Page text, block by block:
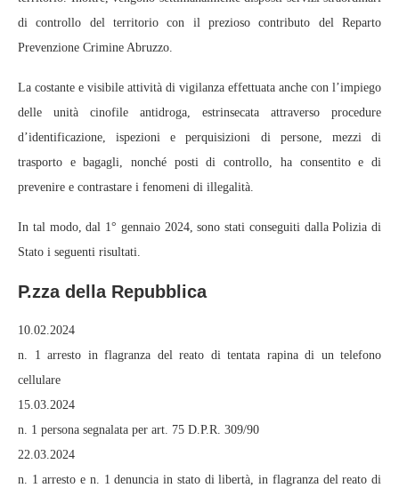
di controllo del territorio con il prezioso contributo del Reparto
Prevenzione Crimine Abruzzo.
La costante e visibile attività di vigilanza effettuata anche con l’impiego
delle unità cinofile antidroga, estrinsecata attraverso procedure
d’identificazione, ispezioni e perquisizioni di persone, mezzi di
trasporto e bagagli, nonché posti di controllo, ha consentito e di
prevenire e contrastare i fenomeni di illegalità.
In tal modo, dal 1° gennaio 2024, sono stati conseguiti dalla Polizia di
Stato i seguenti risultati.
P.zza della Repubblica
10.02.2024
n. 1 arresto in flagranza del reato di tentata rapina di un telefono
cellulare
15.03.2024
n. 1 persona segnalata per art. 75 D.P.R. 309/90
22.03.2024
n. 1 arresto e n. 1 denuncia in stato di libertà, in flagranza del reato di